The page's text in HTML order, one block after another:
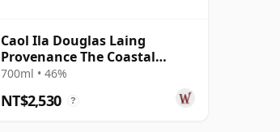
Caol Ila Douglas Laing
Provenance The Coastal
Collection Si 2012 8 年
700ml • 46%
NT$2,530 ?